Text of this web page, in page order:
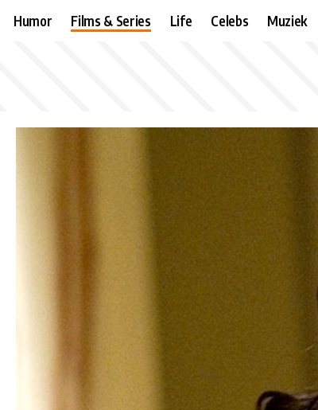
Humor Films & Series Life Celebs Muziek